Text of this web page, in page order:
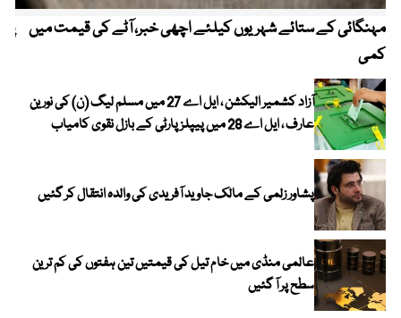
مہنگائی کے ستائے شہریوں کیلئے اچھی خبر، آٹے کی قیمت میں
کمی
آزاد کشمیر الیکشن ، ایل اے 27 میں مسلم لیگ (ن) کی نورین
عارف ، ایل اے 28 میں پیپلز پارٹی کے بازل نقوی کامیاب
پشاور زلمی کے مالک جاوید آفریدی کی والدہ انتقال کر گئیں
عالمی منڈی میں خام تیل کی قیمتیں تین ہفتوں کی کم ترین
سطح پر آ گئیں